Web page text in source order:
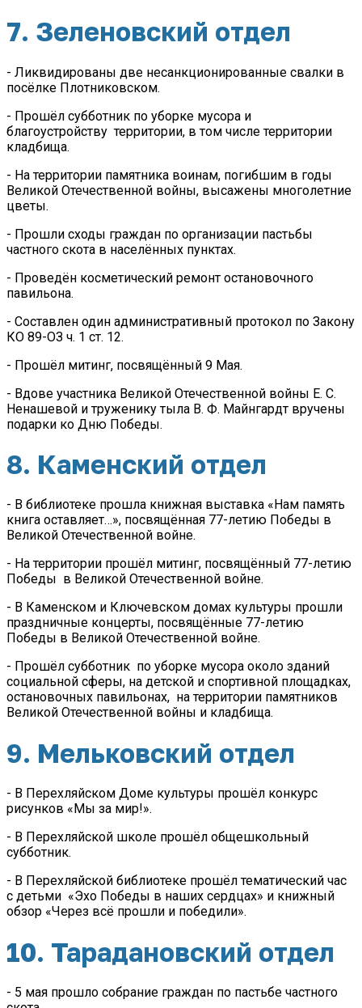
7. Зеленовский отдел
- Ликвидированы две несанкционированные свалки в
посёлке Плотниковском.
- Прошёл субботник по уборке мусора и
благоустройству территории, в том числе территории
кладбища.
- На территории памятника воинам, погибшим в годы
Великой Отечественной войны, высажены многолетние
цветы.
- Прошли сходы граждан по организации пастьбы
частного скота в населённых пунктах.
- Проведён косметический ремонт остановочного
павильона.
- Составлен один административный протокол по Закону
КО 89-ОЗ ч. 1 ст. 12.
- Прошёл митинг, посвящённый 9 Мая.
- Вдове участника Великой Отечественной войны Е. С.
Ненашевой и труженику тыла В. Ф. Майнгардт вручены
подарки ко Дню Победы.
8. Каменский отдел
- В библиотеке прошла книжная выставка «Нам память
книга оставляет…», посвящённая 77-летию Победы в
Великой Отечественной войне.
- На территории прошёл митинг, посвящённый 77-летию
Победы в Великой Отечественной войне.
- В Каменском и Ключевском домах культуры прошли
праздничные концерты, посвящённые 77-летию
Победы в Великой Отечественной войне.
- Прошёл субботник по уборке мусора около зданий
социальной сферы, на детской и спортивной площадках,
остановочных павильонах, на территории памятников
Великой Отечественной войны и кладбища.
9. Мельковский отдел
- В Перехляйском Доме культуры прошёл конкурс
рисунков «Мы за мир!».
- В Перехляйской школе прошёл общешкольный
субботник.
- В Перехляйской библиотеке прошёл тематический час
с детьми «Эхо Победы в наших сердцах» и книжный
обзор «Через всё прошли и победили».
10. Тарадановский отдел
- 5 мая прошло собрание граждан по пастьбе частного